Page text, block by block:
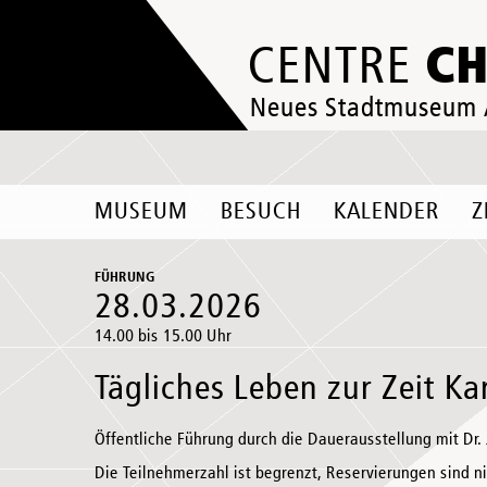
CENTRE
Neues Stadtmuseum
MUSEUM BESUCH KALENDER
FÜHRUNG
28.03.2026
14.00 bis 15.00 Uhr
Tägliches Leben zur Zeit
Öffentliche Führung durch die Dauerausstellung mit Dr.
Die Teilnehmerzahl ist begrenzt, Reservierungen sind